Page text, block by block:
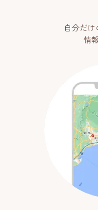
自分だ
情